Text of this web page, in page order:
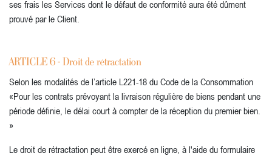
ses frais les Services dont le défaut de conformité aura été dûment
prouvé par le Client.
ARTICLE 6 - Droit de rétractation
Selon les modalités de l’article L221-18 du Code de la Consommation
«Pour les contrats prévoyant la livraison régulière de biens pendant une
période définie, le délai court à compter de la réception du premier bien.
»
Le droit de rétractation peut être exercé en ligne, à l'aide du formulaire